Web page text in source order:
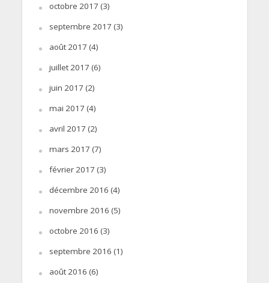
octobre 2017 (3)
septembre 2017 (3)
août 2017 (4)
juillet 2017 (6)
juin 2017 (2)
mai 2017 (4)
avril 2017 (2)
mars 2017 (7)
février 2017 (3)
décembre 2016 (4)
novembre 2016 (5)
octobre 2016 (3)
septembre 2016 (1)
août 2016 (6)